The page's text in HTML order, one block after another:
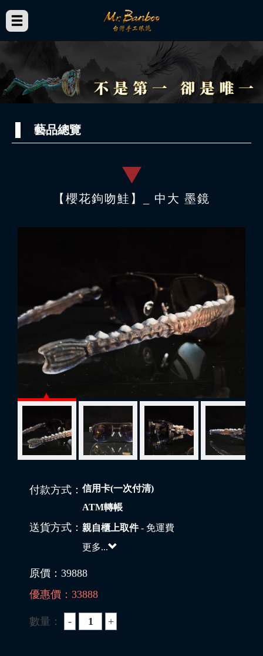
藝品總覽
【櫻花鉤吻鮭】_ 中大 墨鏡
付款方式： 信用卡(一次付清)
ATM轉帳
送貨方式： 親自櫃上取件- 免運費
更多...
原價： 39888
優惠價： 33888
數量：